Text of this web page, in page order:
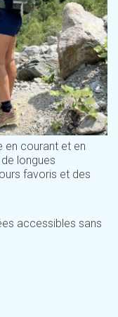
en courant et en
longues
favoris et des
accessibles sans